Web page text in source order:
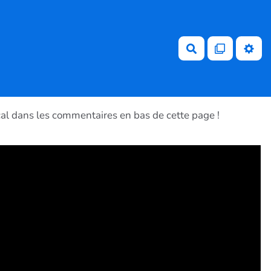
Rechercher
dans les commentaires en bas de cette page !